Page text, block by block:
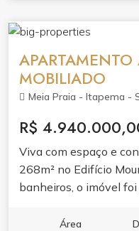
MOBILIADO
Meia Praia - Itapema -
R$
Viva com espaço e
268m² no Edifício
banheiros, o imóvel
com sala de estar e
Área